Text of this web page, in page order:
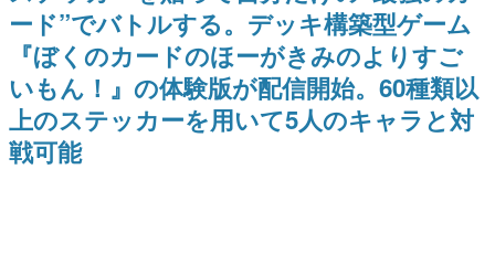
名作ゲームクリエイターの方々に製作時のエピソードをお
聞きし、ヒットする企画（ゲーム）とは何か？を探ってい
きます。
赫本
この物語を解いてはいけない。『赫本』は、〈試験問題〉
の形をした短編ホラー小説集です。
ード”でバトルする。デッキ構築型ゲーム
『ぼくのカードのほーがきみのよりすご
いもん！』の体験版が配信開始。60種類以
上のステッカーを用いて5人のキャラと対
戦可能